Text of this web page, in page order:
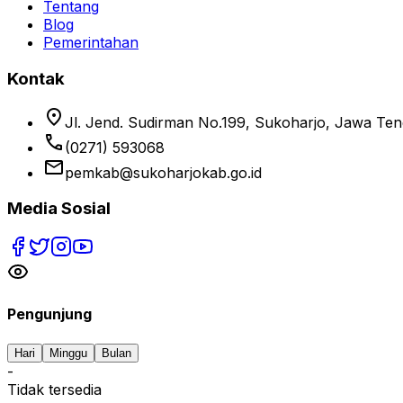
Tentang
Blog
Pemerintahan
Kontak
location_on Jl. Jend. Sudirman No.199, Sukoharjo, Jawa
phone (0271) 593068
emailpemkab@sukoharjokab.go.id
Media Sosial
Pengunjung
Hari Minggu Bulan
-
Tidak tersedia